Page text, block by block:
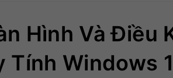
Hình Và Điều
Tính Windows